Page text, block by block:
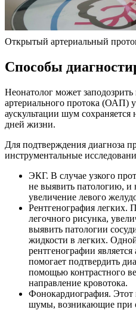
Открытый артериальный
Способы
Неонатолог может
артериального протока (ОАП)
аускультации шум
дней жизни.
Для подтверждения диагноза
инструментальные
ЭКГ. В случае узкого
не выявить патологию, и
увеличение левого
Рентгенография легких.
легочного рисунка,
выявить патологии
жидкости в легких.
рентгенографии
помогает подтвердить
помощью контрастного
направление кровотока.
Фонокардиография. Этот
шумы, возникающие при